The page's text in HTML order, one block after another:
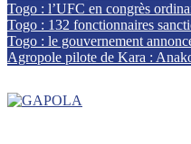
Togo : l’UFC en congrès
Togo : 132 fonctionnaires
Togo : le gouvernement
Agropole pilote de Kara :